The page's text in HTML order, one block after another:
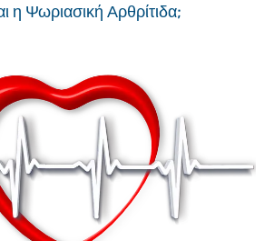
η Ψωριασική Αρθρίτιδα;